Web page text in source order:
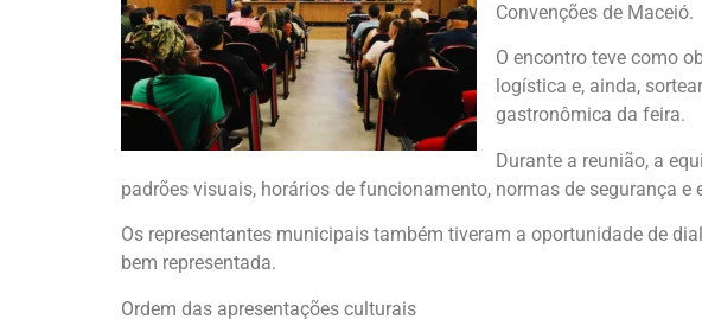
Convenções de Maceió.
O encontro teve como
logística e, ainda,
gastronômica da feira.
Durante a reunião, a
padrões visuais, horários de funcionamento, normas de segurança
Os representantes municipais também tiveram a oportunidade de
bem representada.
Ordem das apresentações culturais